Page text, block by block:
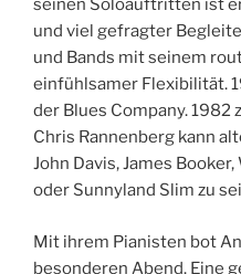
seinen Soloauftritten ist
und viel gefragter
und Bands mit seinem
einfühlsamer Flexibilität.
der Blues Company. 1982
Chris Rannenberg kann
John Davis, James
oder Sunnyland Slim zu
Mit ihrem Pianisten bot
besonderen Abend. Eine